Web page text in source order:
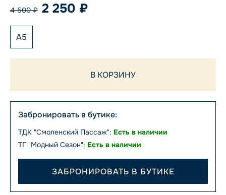
4 500 ₽ 2 250 ₽
А5
В КОРЗИНУ
Забронировать в бутике:
ТДК "Смоленский Пассаж": Есть в наличии
ТГ "Модный Сезон": Есть в наличии
ЗАБРОНИРОВАТЬ В БУТИКЕ